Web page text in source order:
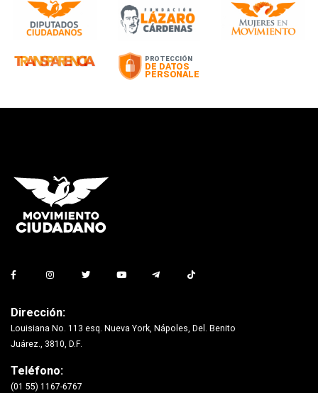
Dirección:
Louisiana No. 113 esq. Nueva York, Nápoles, Del. Benito
Juárez., 3810, D.F.
Teléfono:
(01 55) 1167-6767